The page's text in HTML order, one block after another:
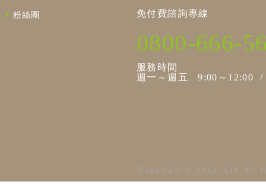
粉絲團 免付費諮詢專線
0800-666-
服務時間
週一～週五 9:00～12:00 /
Copyright © 2014, Ltd.